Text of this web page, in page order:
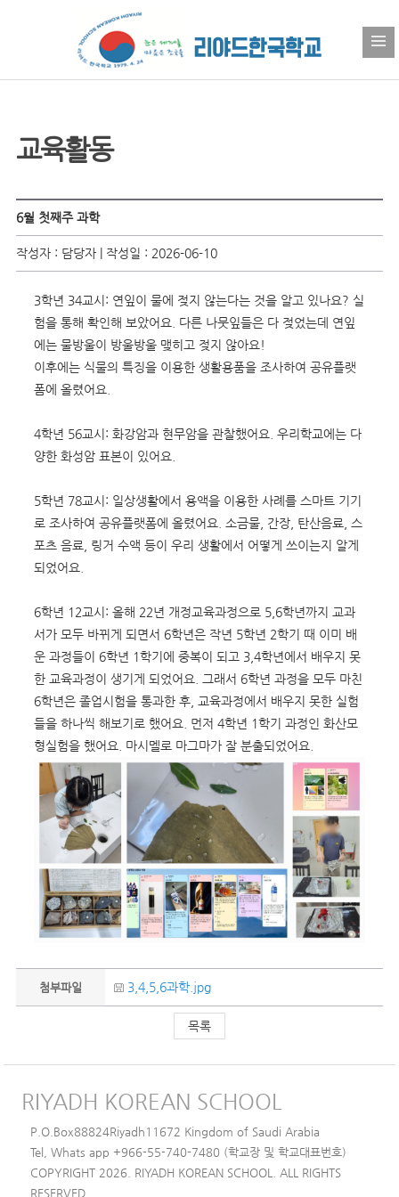
교육활동
6월 첫째주 과학
작성자 : 담당자 | 작성일 : 2026-06-10
3학년 34교시: 연잎이 물에 젖지 않는다는 것을 알고 있나요? 실
험을 통해 확인해 보았어요. 다른 나뭇잎들은 다 젖었는데 연잎
에는 물방울이 방울방울 맺히고 젖지 않아요!
이후에는 식물의 특징을 이용한 생활용품을 조사하여 공유플랫
폼에 올렸어요.
4학년 56교시: 화강암과 현무암을 관찰했어요. 우리학교에는 다
양한 화성암 표본이 있어요.
5학년 78교시: 일상생활에서 용액을 이용한 사례를 스마트 기기
로 조사하여 공유플랫폼에 올렸어요. 소금물, 간장, 탄산음료, 스
포츠 음료, 링거 수액 등이 우리 생활에서 어떻게 쓰이는지 알게
되었어요.
6학년 12교시: 올해 22년 개정교육과정으로 5,6학년까지 교과
서가 모두 바뀌게 되면서 6학년은 작년 5학년 2학기 때 이미 배
운 과정들이 6학년 1학기에 중복이 되고 3,4학년에서 배우지 못
한 교육과정이 생기게 되었어요. 그래서 6학년 과정을 모두 마친
6학년은 졸업시험을 통과한 후, 교육과정에서 배우지 못한 실험
들을 하나씩 해보기로 했어요. 먼저 4학년 1학기 과정인 화산모
형실험을 했어요. 마시멜로 마그마가 잘 분출되었어요.
첨부파일 3,4,5,6과학.jpg
목록
RIYADH KOREAN SCHOOL
P.O.Box88824Riyadh11672 Kingdom of Saudi Arabia
Tel, Whats app +966-55-740-7480 (학교장 및 학교대표번호)
COPYRIGHT 2026. RIYADH KOREAN SCHOOL. ALL RIGHTS
RESERVED.